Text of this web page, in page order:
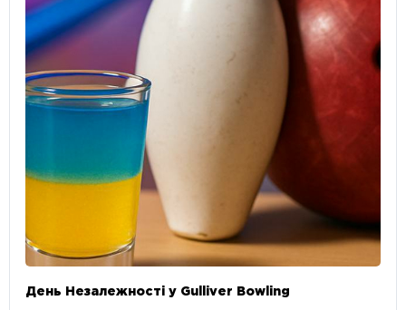
День Незалежності у Gulliver Bowling